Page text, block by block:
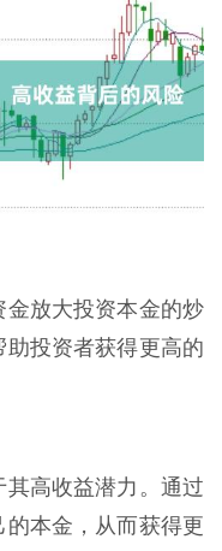
放大投资本金的炒
投资者获得更高的
高收益潜力。通过
本金，从而获得更